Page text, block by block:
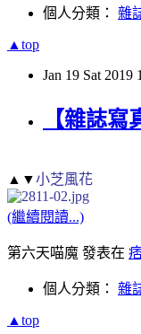
個人分類： 雜
▲top
Jan 19 Sat 2019
【雜誌
▲▼小芝風花
(繼續閱讀...)
第六天喵魔 發表在
個人分類： 雜
▲top